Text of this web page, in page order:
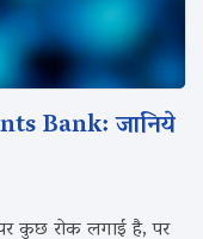
Bank: जानिये
कुछ रोक लगाई है, पर